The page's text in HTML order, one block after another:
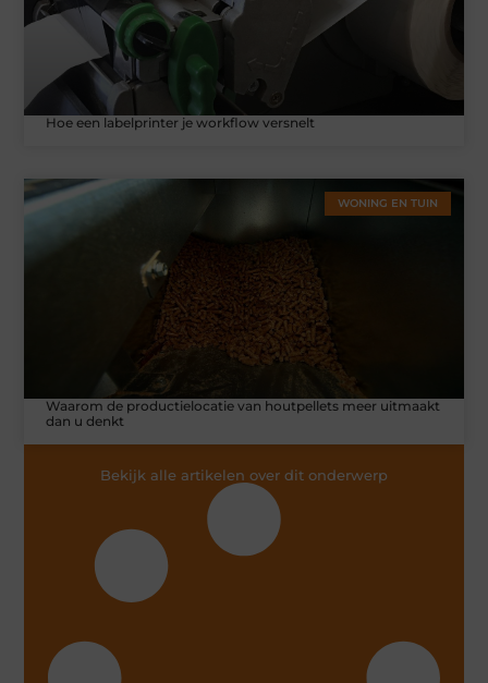
Hoe een labelprinter je workflow versnelt
WONING EN TUIN
Waarom de productielocatie van houtpellets meer uitmaakt
dan u denkt
Bekijk alle artikelen over dit onderwerp